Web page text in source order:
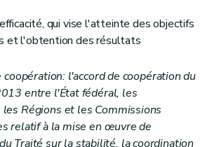
Dispositions relatives au rapportage
Ier
Du compte général annuel
II
Des comptes intermédiaires
98
Dispositions relatives aux contrôles
I er
Disposition générale
99
II
Du contrôle et de l'audit internes
qui vise l'atteinte des objectifs
et l'obtention des résultats
coopération: l'accord de coopération du
entre l'État fédéral, les
Régions et les Commissions
relatif à la mise en œuvre de
Traité sur la stabilité, la coordination